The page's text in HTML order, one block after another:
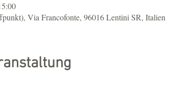
Via Francofonte, 96016 Lentini SR, Italien